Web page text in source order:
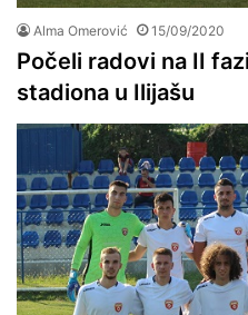
Alma Omerović 15/09/2020
Počeli radovi na II
stadiona u Ilijašu